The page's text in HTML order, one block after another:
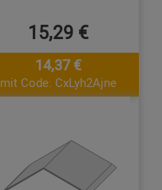
15,29 €
14,37 €
mit Code: CxLyh2Ajne